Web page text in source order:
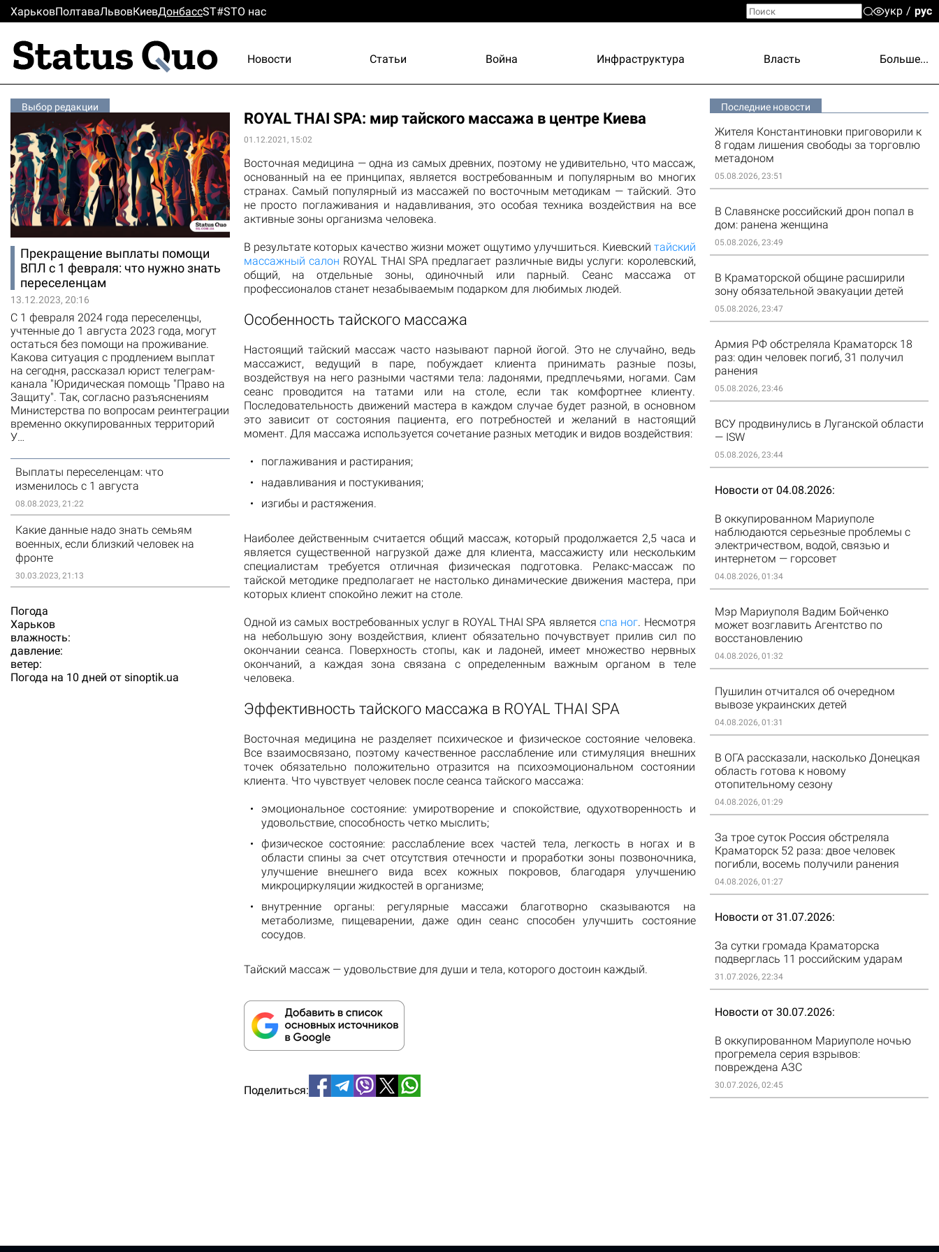
ХарьковПолтаваЛьвовКиевДонбассST#STО нас укр рус
Новости Статьи Война Инфраструктура Власть Больше...
Выбор редакции
Прекращение выплаты помощи
ВПЛ с 1 февраля: что нужно знать
переселенцам
13.12.2023, 20:16
С 1 февраля 2024 года переселенцы,
учтенные до 1 августа 2023 года, могут
остаться без помощи на проживание.
Какова ситуация с продлением выплат
на сегодня, рассказал юрист телеграм-
канала "Юридическая помощь "Право на
Защиту". Так, согласно разъяснениям
Министерства по вопросам реинтеграции
временно оккупированных территорий
У…
Выплаты переселенцам: что
изменилось с 1 августа
08.08.2023, 21:22
Какие данные надо знать семьям
военных, если близкий человек на
фронте
30.03.2023, 21:13
Погода
Харьков
влажность:
давление:
ветер:
Погода на 10 дней от sinoptik.ua
ROYAL THAI SPA: мир тайского массажа в центре Киева
01.12.2021, 15:02
Восточная медицина — одна из самых древних, поэтому не удивительно, что массаж,
основанный на ее принципах, является востребованным и популярным во многих
странах. Самый популярный из массажей по восточным методикам — тайский. Это
не просто поглаживания и надавливания, это особая техника воздействия на все
активные зоны организма человека.
В результате которых качество жизни может ощутимо улучшиться. Киевский тайский
массажный салон ROYAL THAI SPA предлагает различные виды услуги: королевский,
общий, на отдельные зоны, одиночный или парный. Сеанс массажа от
профессионалов станет незабываемым подарком для любимых людей.
Особенность тайского массажа
Настоящий тайский массаж часто называют парной йогой. Это не случайно, ведь
массажист, ведущий в паре, побуждает клиента принимать разные позы,
воздействуя на него разными частями тела: ладонями, предплечьями, ногами. Сам
сеанс проводится на татами или на столе, если так комфортнее клиенту.
Последовательность движений мастера в каждом случае будет разной, в основном
это зависит от состояния пациента, его потребностей и желаний в настоящий
момент. Для массажа используется сочетание разных методик и видов воздействия:
поглаживания и растирания;
надавливания и постукивания;
изгибы и растяжения.
Наиболее действенным считается общий массаж, который продолжается 2,5 часа и
является существенной нагрузкой даже для клиента, массажисту или нескольким
специалистам требуется отличная физическая подготовка. Релакс-массаж по
тайской методике предполагает не настолько динамические движения мастера, при
которых клиент спокойно лежит на столе.
Одной из самых востребованных услуг в ROYAL THAI SPA является спа ног. Несмотря
на небольшую зону воздействия, клиент обязательно почувствует прилив сил по
окончании сеанса. Поверхность стопы, как и ладоней, имеет множество нервных
окончаний, а каждая зона связана с определенным важным органом в теле
человека.
Эффективность тайского массажа в ROYAL THAI SPA
Восточная медицина не разделяет психическое и физическое состояние человека.
Все взаимосвязано, поэтому качественное расслабление или стимуляция внешних
точек обязательно положительно отразится на психоэмоциональном состоянии
клиента. Что чувствует человек после сеанса тайского массажа:
эмоциональное состояние: умиротворение и спокойствие, одухотворенность и
удовольствие, способность четко мыслить;
физическое состояние: расслабление всех частей тела, легкость в ногах и в
области спины за счет отсутствия отечности и проработки зоны позвоночника,
улучшение внешнего вида всех кожных покровов, благодаря улучшению
микроциркуляции жидкостей в организме;
внутренние органы: регулярные массажи благотворно сказываются на
метаболизме, пищеварении, даже один сеанс способен улучшить состояние
сосудов.
Тайский массаж — удовольствие для души и тела, которого достоин каждый.
Поделиться:
Последние новости
Жителя Константиновки приговорили к
8 годам лишения свободы за торговлю
метадоном
05.08.2026, 23:51
В Славянске российский дрон попал в
дом: ранена женщина
05.08.2026, 23:49
В Краматорской общине расширили
зону обязательной эвакуации детей
05.08.2026, 23:47
Армия РФ обстреляла Краматорск 18
раз: один человек погиб, 31 получил
ранения
05.08.2026, 23:46
ВСУ продвинулись в Луганской области
— ISW
05.08.2026, 23:44
Новости от 04.08.2026
В оккупированном Мариуполе
наблюдаются серьезные проблемы с
электричеством, водой, связью и
интернетом — горсовет
04.08.2026, 01:34
Мэр Мариуполя Вадим Бойченко
может возглавить Агентство по
восстановлению
04.08.2026, 01:32
Пушилин отчитался об очередном
вывозе украинских детей
04.08.2026, 01:31
В ОГА рассказали, насколько Донецкая
область готова к новому
отопительному сезону
04.08.2026, 01:29
За трое суток Россия обстреляла
Краматорск 52 раза: двое человек
погибли, восемь получили ранения
04.08.2026, 01:27
Новости от 31.07.2026
За сутки громада Краматорска
подверглась 11 российским ударам
31.07.2026, 22:34
Новости от 30.07.2026
В оккупированном Мариуполе ночью
прогремела серия взрывов:
повреждена АЗС
30.07.2026, 02:45